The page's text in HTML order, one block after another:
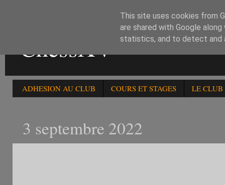
ChessXV
ADHESION AU CLUB COURS ET STAGES LE CLUB
3 septembre 2022
This site uses cookies from
are shared with Google
statistics, and to detect and